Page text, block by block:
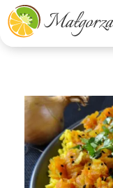
Małgorzata Rusek - dietetyk z pasją
Dietetyka kliniczna & Psychodietetyka